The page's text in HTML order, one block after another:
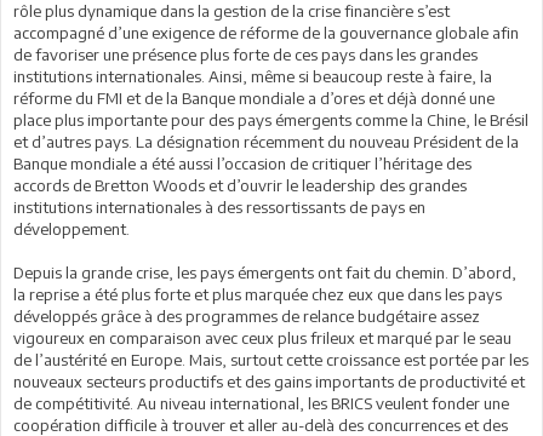
rôle plus dynamique dans la gestion de la crise financière s’est
accompagné d’une exigence de réforme de la gouvernance globale afin
de favoriser une présence plus forte de ces pays dans les grandes
institutions internationales. Ainsi, même si beaucoup reste à faire, la
réforme du FMI et de la Banque mondiale a d’ores et déjà donné une
place plus importante pour des pays émergents comme la Chine, le Brésil
et d’autres pays. La désignation récemment du nouveau Président de la
Banque mondiale a été aussi l’occasion de critiquer l’héritage des
accords de Bretton Woods et d’ouvrir le leadership des grandes
institutions internationales à des ressortissants de pays en
développement.
Depuis la grande crise, les pays émergents ont fait du chemin. D’abord,
la reprise a été plus forte et plus marquée chez eux que dans les pays
développés grâce à des programmes de relance budgétaire assez
vigoureux en comparaison avec ceux plus frileux et marqué par le seau
de l’austérité en Europe. Mais, surtout cette croissance est portée par les
nouveaux secteurs productifs et des gains importants de productivité et
de compétitivité. Au niveau international, les BRICS veulent fonder une
coopération difficile à trouver et aller au-delà des concurrences et des